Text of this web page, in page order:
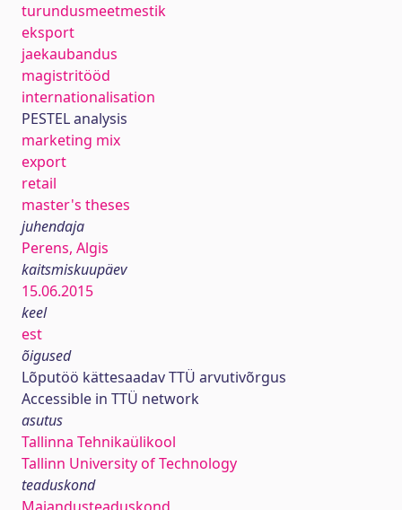
turundusmeetmestik
eksport
jaekaubandus
magistritööd
internationalisation
PESTEL analysis
marketing mix
export
retail
master's theses
juhendaja
Perens, Algis
kaitsmiskuupäev
15.06.2015
keel
est
õigused
Lõputöö kättesaadav TTÜ arvutivõrgus
Accessible in TTÜ network
asutus
Tallinna Tehnikaülikool
Tallinn University of Technology
teaduskond